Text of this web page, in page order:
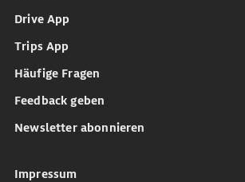
Drive App
Trips App
Häufige Fragen
Feedback geben
Newsletter abonnieren
Impressum